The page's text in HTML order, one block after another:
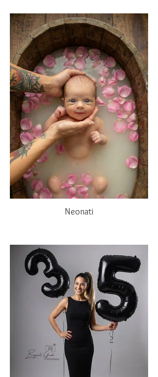
Neonati